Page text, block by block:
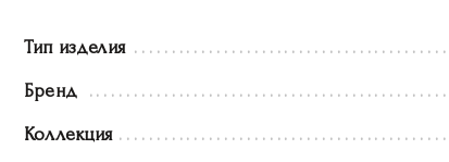
Тип изделия
Бренд
Коллекция